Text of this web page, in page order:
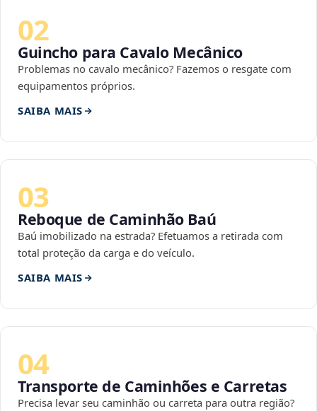
02
Guincho para Cavalo Mecânico
Problemas no cavalo mecânico? Fazemos o resgate com
equipamentos próprios.
SAIBA MAIS
03
Reboque de Caminhão Baú
Baú imobilizado na estrada? Efetuamos a retirada com
total proteção da carga e do veículo.
SAIBA MAIS
04
Transporte de Caminhões e Carretas
Precisa levar seu caminhão ou carreta para outra região?